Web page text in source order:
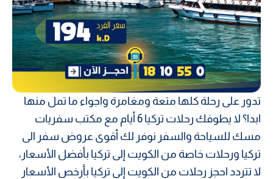
تدور على رحلة كلها متعة ومغامرة واجواء ما تمل منها
ابدا؟ لا يطوفك رحلات تركيا 6 أيام مع مكتب سفريات
مسك للسياحة والسفر نوفر لك أقوى عروض سفر الى
تركيا ورحلات خاصة من الكويت إلى تركيا بأفضل الأسعار،
لا تتردد احجز رحلات من الكويت إلي تركيا بأرخص الأسعار